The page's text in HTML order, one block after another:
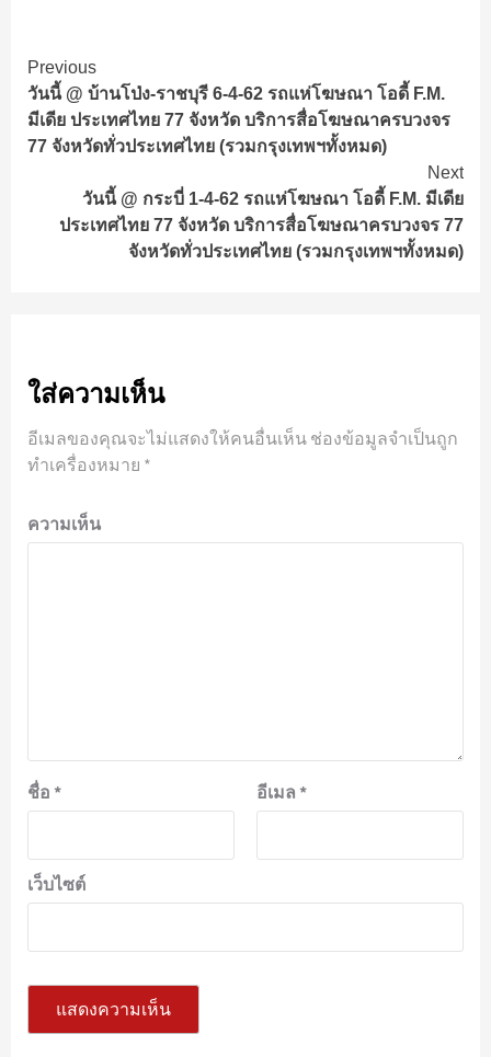
Continue
Reading
Previous
วันนี้ @ บ้านโป่ง-ราชบุรี 6-4-62 รถแห่โฆษณา โอดี้ F.M.
มีเดีย ประเทศไทย 77 จังหวัด บริการสื่อโฆษณาครบวงจร
77 จังหวัดทั่วประเทศไทย (รวมกรุงเทพฯทั้งหมด)
Next
วันนี้ @ กระบี่ 1-4-62 รถแห่โฆษณา โอดี้ F.M. มีเดีย
ประเทศไทย 77 จังหวัด บริการสื่อโฆษณาครบวงจร 77
จังหวัดทั่วประเทศไทย (รวมกรุงเทพฯทั้งหมด)
ใส่ความเห็น
อีเมลของคุณจะไม่แสดงให้คนอื่นเห็น ช่องข้อมูลจำเป็นถูก
ทำเครื่องหมาย *
ความเห็น
ชื่อ * อีเมล *
เว็บไซต์